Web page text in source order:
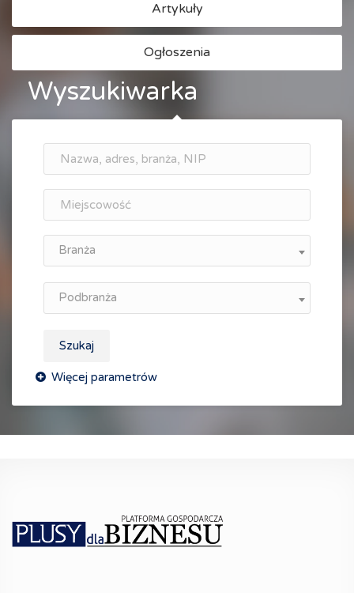
Artykuły
Ogłoszenia
Wyszukiwarka
Branża
Podbranża
Szukaj